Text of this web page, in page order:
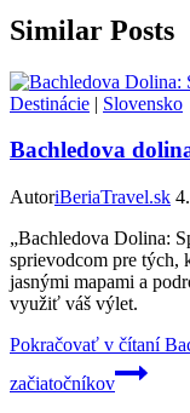
Similar Posts
Destinácie | Slovensko
Bachledova
AutoriBeriaTravel.sk
„Bachledova Dolina:
sprievodcom pre tých,
jasnými mapami a
využiť váš výlet.
Pokračovať v čítaní
začiatočníkov